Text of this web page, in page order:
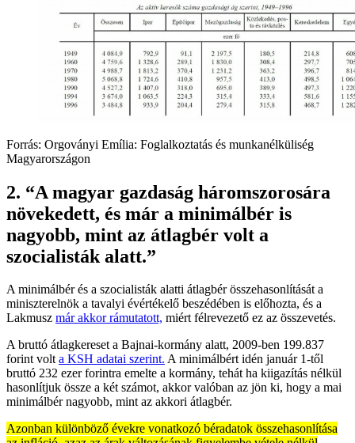
Forrás: Orgoványi Emília: Foglalkoztatás és munkanélküliség
Magyarországon
2. “A magyar gazdaság háromszorosára
növekedett, és már a minimálbér is
nagyobb, mint az átlagbér volt a
szocialisták alatt.”
A minimálbér és a szocialisták alatti átlagbér összehasonlítását a
miniszterelnök a tavalyi évértékelő beszédében is előhozta, és a
Lakmusz már akkor rámutatott, miért félrevezető ez az összevetés.
A bruttó átlagkereset a Bajnai-kormány alatt, 2009-ben 199.837
forint volta KSH adatai szerint. A minimálbért idén január 1-től
bruttó 232 ezer forintra emelte a kormány, tehát ha kiigazítás nélkül
hasonlítjuk össze a két számot, akkor valóban az jön ki, hogy a mai
minimálbér nagyobb, mint az akkori átlagbér.
Azonban különböző évekre vonatkozó béradatok összehasonlítása